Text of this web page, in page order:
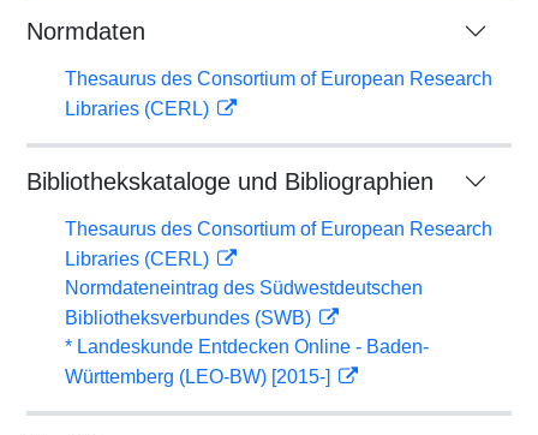
Normdaten
Thesaurus des Consortium of European Research
Libraries (CERL)
Bibliothekskataloge und Bibliographien
Thesaurus des Consortium of European Research
Libraries (CERL)
Normdateneintrag des Südwestdeutschen
Bibliotheksverbundes (SWB)
* Landeskunde Entdecken Online - Baden-
Württemberg (LEO-BW) [2015-]